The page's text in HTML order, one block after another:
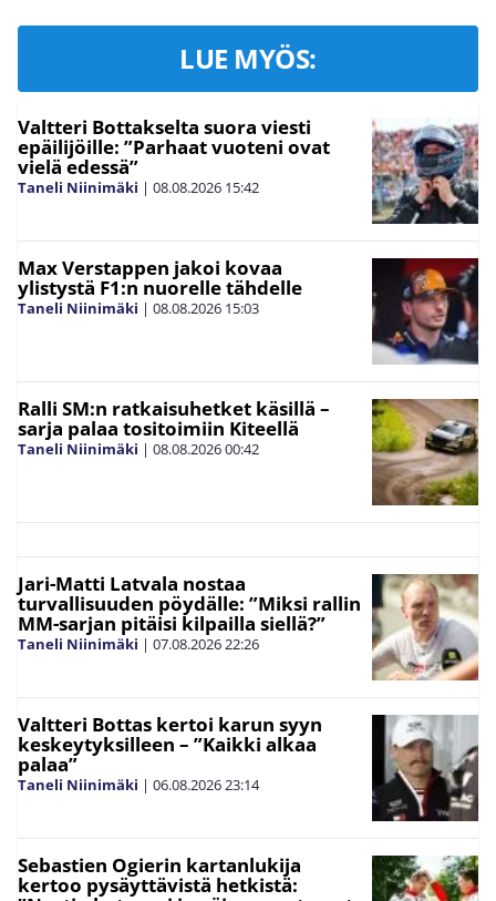
LUE MYÖS:
Valtteri Bottakselta suora viesti
epäilijöille: ”Parhaat vuoteni ovat
vielä edessä”
Taneli Niinimäki | 08.08.2026 15:42
Max Verstappen jakoi kovaa
ylistystä F1:n nuorelle tähdelle
Taneli Niinimäki | 08.08.2026 15:03
Ralli SM:n ratkaisuhetket käsillä –
sarja palaa tositoimiin Kiteellä
Taneli Niinimäki | 08.08.202600:42
Jari-Matti Latvala nostaa
turvallisuuden pöydälle: ”Miksi rallin
MM-sarjan pitäisi kilpailla siellä?”
Taneli Niinimäki | 07.08.202622:26
Valtteri Bottas kertoi karun syyn
keskeytyksilleen – ”Kaikki alkaa
palaa”
Taneli Niinimäki | 06.08.202623:14
Sebastien Ogierin kartanlukija
kertoo pysäyttävistä hetkistä: